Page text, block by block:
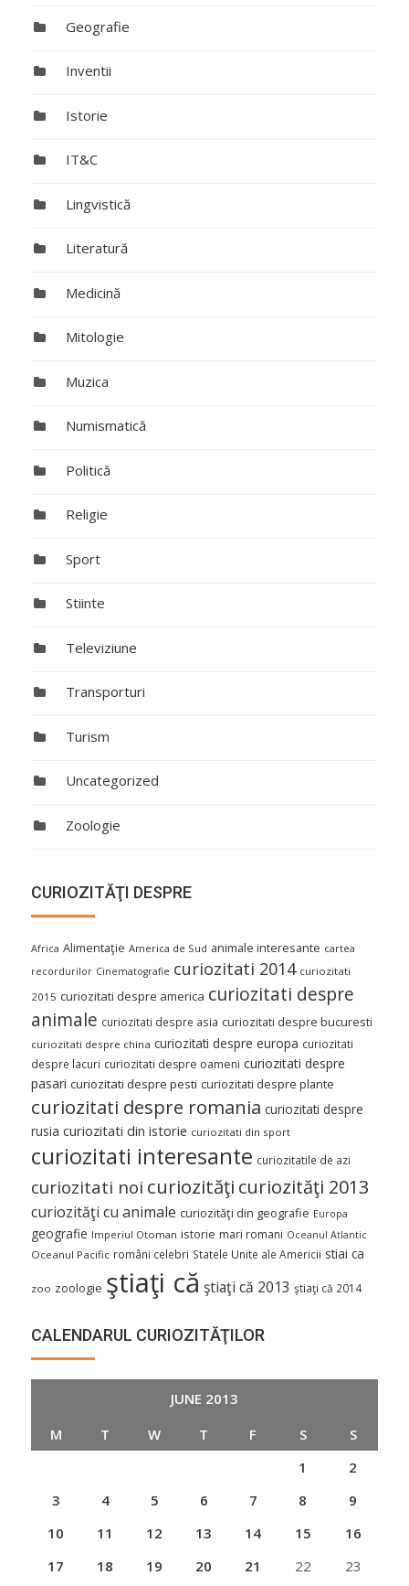
Geografie
Inventii
Istorie
IT&C
Lingvistică
Literatură
Medicină
Mitologie
Muzica
Numismatică
Politică
Religie
Sport
Stiinte
Televiziune
Transporturi
Turism
Uncategorized
Zoologie
CURIOZITĂŢI DESPRE
Africa Alimentaţie America de Sud animale interesante cartea
recordurilor Cinematografie curiozitati 2014 curiozitati
2015 curiozitati despre america curiozitati despre
animale curiozitati despre asia curiozitati despre bucuresti
curiozitati despre china curiozitati despre europa curiozitati
despre lacuri curiozitati despre oameni curiozitati despre
pasari curiozitati despre pesti curiozitati despre plante
curiozitati despre romania curiozitati despre
rusia curiozitati din istorie curiozitati din sport
curiozitati interesante curiozitatile de azi
curiozitati noi curiozităţi curiozităţi 2013
curiozităţi cu animale curiozităţi din geografie Europa
geografie Imperiul Otoman istorie mari romani Oceanul Atlantic
Oceanul Pacific români celebri Statele Unite ale Americii stiai ca
zoo zoologie ştiaţi că ştiaţi că 2013 ştiaţi că 2014
CALENDARUL CURIOZITĂŢILOR
JUNE 2013
M
T W T F S
S
1
2
3
4 5 6 7 8
9
10
11 12 13 14 15
16
17
18 19 20 21 22 23